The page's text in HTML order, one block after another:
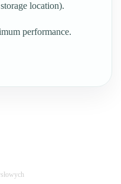
location).
performance.